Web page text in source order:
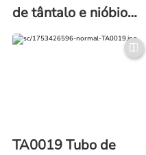
de tântalo e nióbio
(folha e tira de Ta-Nb)
TA0019 Tubo de